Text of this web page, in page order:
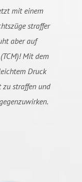
mit einem
straffer
aber auf
Mit dem
Druck
zu straffen und